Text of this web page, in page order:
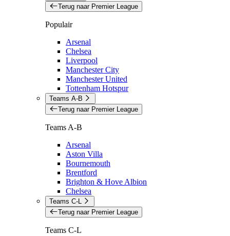
Terug naar Premier League
Populair
Arsenal
Chelsea
Liverpool
Manchester City
Manchester United
Tottenham Hotspur
Teams A-B
Terug naar Premier League
Teams A-B
Arsenal
Aston Villa
Bournemouth
Brentford
Brighton & Hove Albion
Chelsea
Teams C-L
Terug naar Premier League
Teams C-L